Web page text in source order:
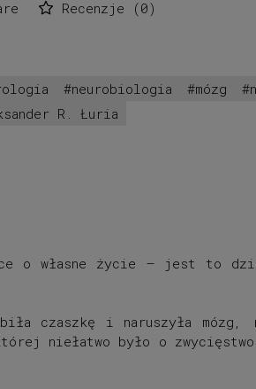
Recenzje (0)
neurobiologia mózg
R. Łuria
o własne życie – jest to
czaszkę i naruszyła mózg,
niełatwo było o